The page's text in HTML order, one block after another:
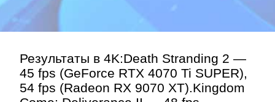
Результаты в 4K:Death Stranding 2 —
45 fps (GeForce RTX 4070 Ti SUPER),
54 fps (Radeon RX 9070 XT).Kingdom